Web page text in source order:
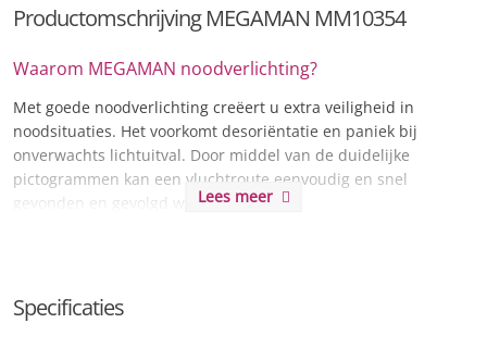
Productomschrijving MEGAMAN MM10354
Waarom MEGAMAN noodverlichting?
Met goede noodverlichting creëert u extra veiligheid in
noodsituaties. Het voorkomt desoriëntatie en paniek bij
onverwachts lichtuitval. Door middel van de duidelijke
pictogrammen kan een vluchtroute eenvoudig en snel
gevonden en gevolgd worden.
pendels en pictogrammen voor beide zijde, zorgt voor een
Lees meer
Specificaties